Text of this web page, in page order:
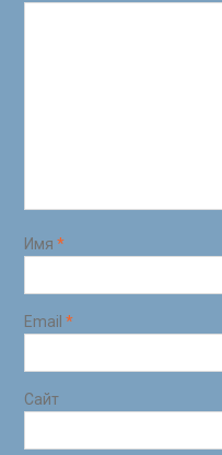
Имя *
Email *
Сайт